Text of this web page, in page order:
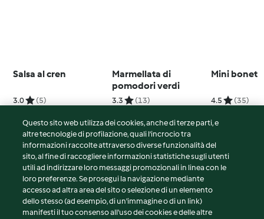
Salsa al cren
3.0 (5)
Marmellata di
pomodori verdi
3.3 (13)
Mini bonet
4.5 (35)
© Copyright 2026
Termini del servizio
Informativa sulla privacy
Avvertenze generali
Questo sito web utilizza dei cookies, anche di terze parti, e
altre tecnologie di profilazione, quali l’incrocio tra
informazioni raccolte attraverso diverse funzionalità del
sito, al fine di raccogliere informazioni statistiche sugli utenti
utili ad indirizzare loro messaggi promozionali in linea con le
loro preferenze. Se prosegui la navigazione mediante
accesso ad altra area del sito o selezione di un elemento
dello stesso (ad esempio, di un'immagine o di un link)
manifesti il tuo consenso all'uso dei cookies e delle altre